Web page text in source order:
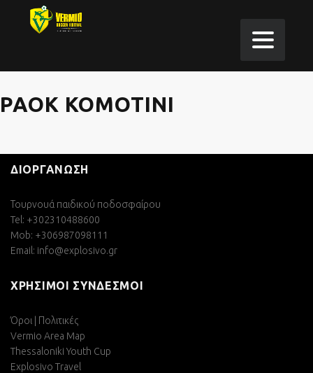
PAOK KOMOTINI
ΔΙΟΡΓΑΝΩΣΗ
Τουρνουά παιδικού ποδοσφαίρου
Tel: +302310488600
Mob: +306987098111
Email: info@explosivo.gr
ΧΡΗΣΙΜΟΙ ΣΥΝΔΕΣΜΟΙ
Όροι | Πολιτικές
Vermio Area Map
Thessaloniki Youth Cup
Explosivo Travel